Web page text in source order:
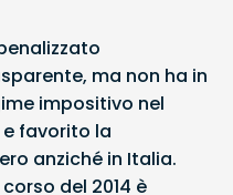
ma non ha in
impositivo nel
favorito la
anziché in Italia.
del 2014 è